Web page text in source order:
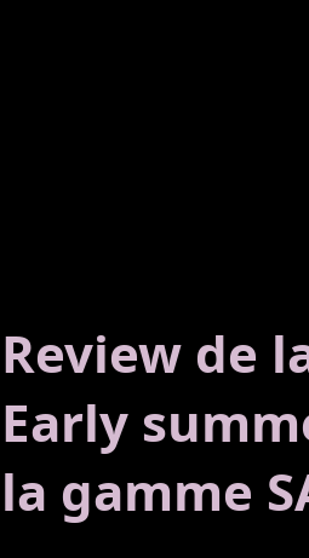
Review de
Early
la gamme